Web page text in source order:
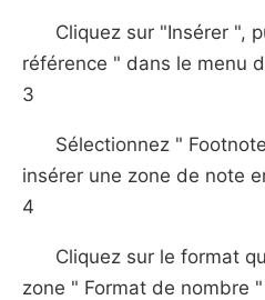
Cliquez sur "Insérer ",
référence " dans le menu
3
Sélectionnez "
insérer une zone de note
4
Cliquez sur le format
zone " Format de nombre